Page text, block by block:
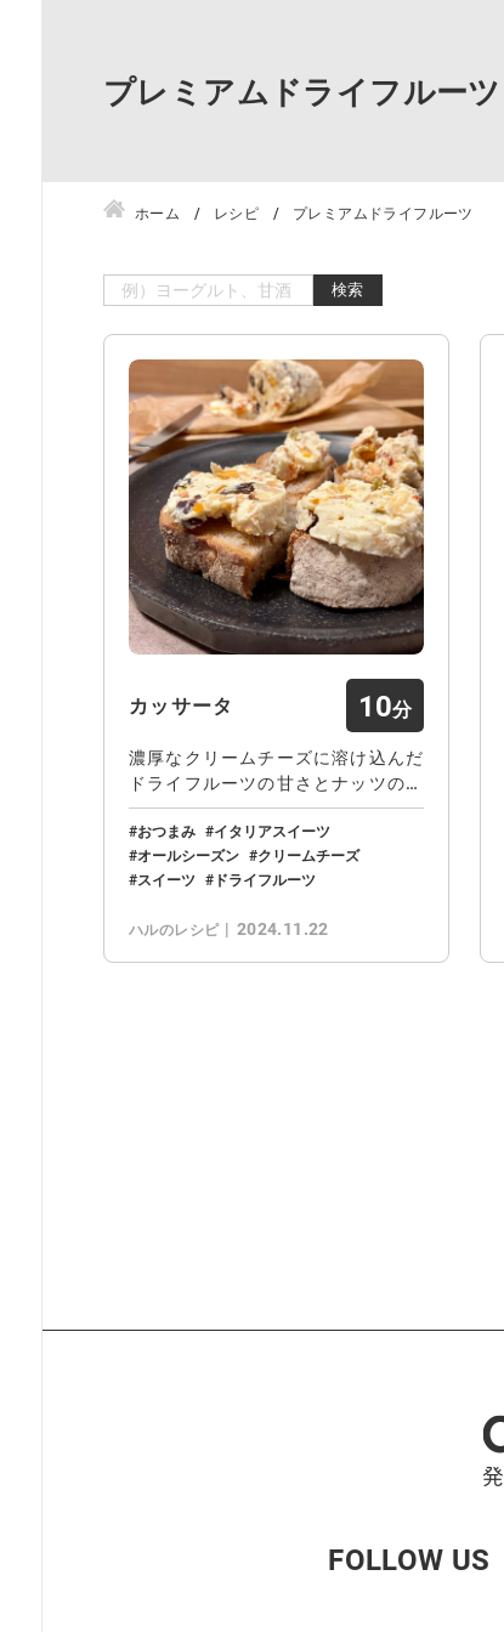
プレミアムドライフルーツ
ホーム レシピ プレミアムドライフルーツ
検索
カッサータ 10
濃厚なクリームチーズに溶け込んだ
ドライフルーツの甘さとナッツの香
ばしさがクセにな…
おつまみ
イタリアスイーツ
オールシーズン
クリームチーズ
スイーツ
ドライフルーツ
ハルのレシピ 2024.11.22
FOLLOW US